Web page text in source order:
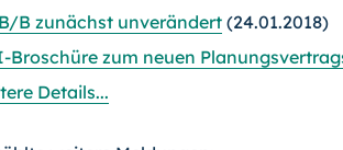
B zunächst unverändert (24.01.2018)
Broschüre zum neuen
Details...